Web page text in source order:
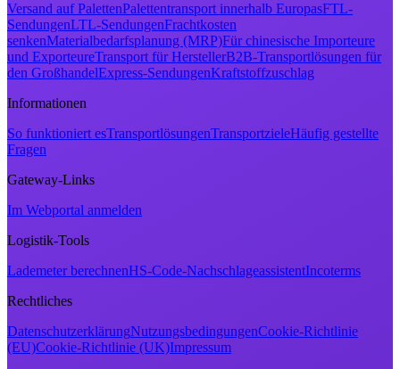
Versand auf PalettenPalettentransport innerhalb EuropasFTL-
SendungenLTL-SendungenFrachtkosten
senkenMaterialbedarfsplanung (MRP)Für chinesische Importeure
und ExporteureTransport für HerstellerB2B-Transportlösungen für
den GroßhandelExpress-SendungenKraftstoffzuschlag
Informationen
So funktioniert esTransportlösungenTransportzieleHäufig gestellte
Fragen
Gateway-Links
Im Webportal anmelden
Logistik-Tools
Lademeter berechnenHS-Code-NachschlageassistentIncoterms
Rechtliches
DatenschutzerklärungNutzungsbedingungenCookie-Richtlinie
(EU)Cookie-Richtlinie (UK)Impressum